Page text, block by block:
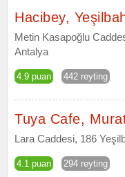
Hacibey,
Metin Kasapoğlu
Antalya
4.9 puan 442 reyting
Tuya Cafe,
Lara Caddesi, 186
4.1 puan 294 reyting